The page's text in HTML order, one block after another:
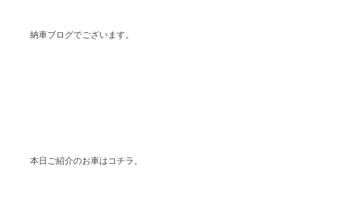
納車ブログでございます。
本日ご紹介のお車はコチラ。